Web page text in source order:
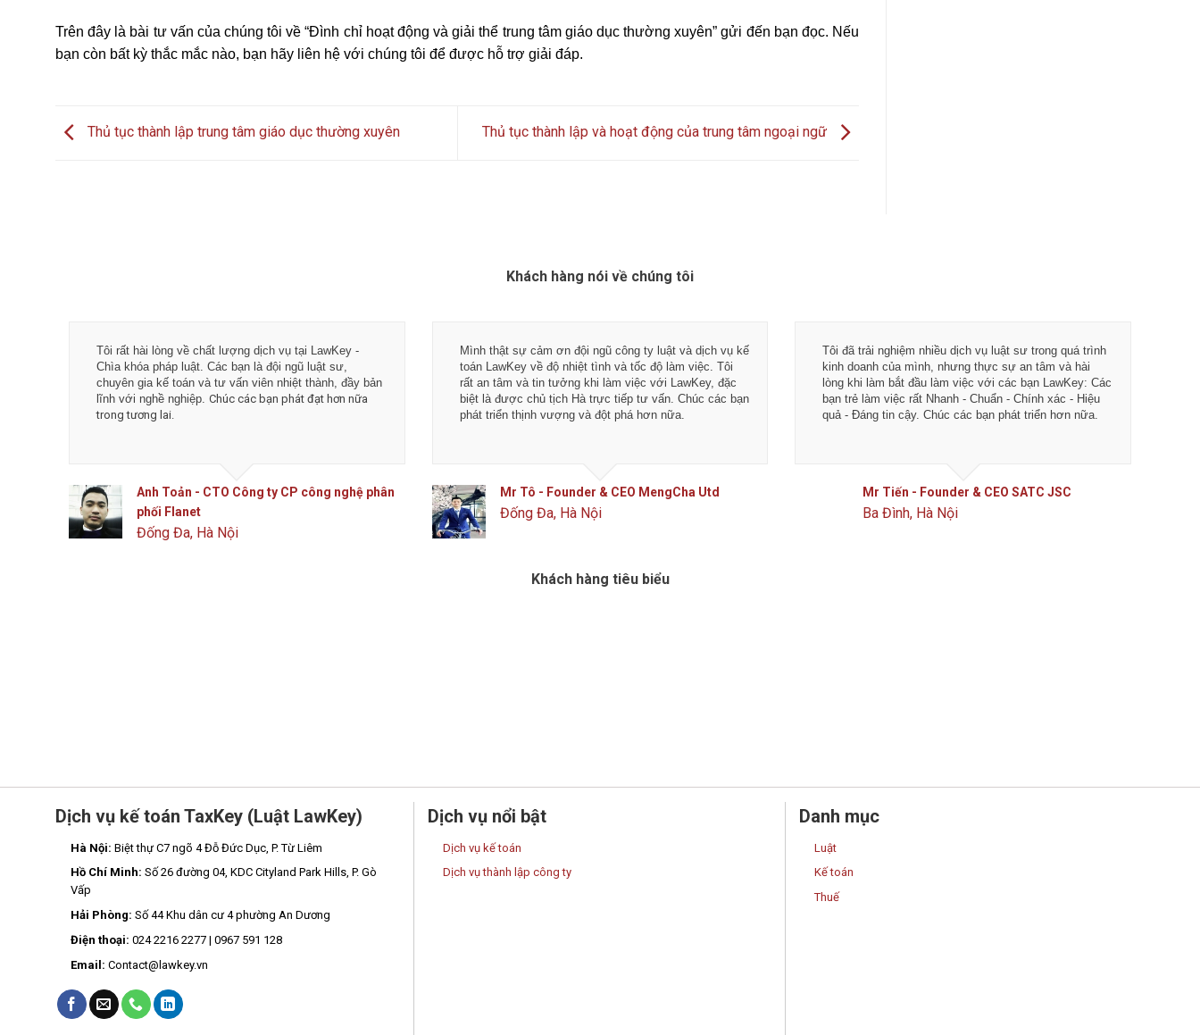
Trên đây là bài tư vấn của chúng tôi về “Đình chỉ hoạt động và giải thể trung tâm giáo dục thường xuyên” gửi đến bạn đọc. Nếu
bạn còn bất kỳ thắc mắc nào, bạn hãy liên hệ với chúng tôi để được hỗ trợ giải đáp.
Thủ tục thành lập trung tâm giáo dục thường xuyên Thủ tục thành lập và hoạt động của trung tâm ngoại ngữ
Khách hàng nói về chúng tôi
Tôi rất hài lòng về chất lượng dịch vụ tại LawKey -
Chìa khóa pháp luật. Các bạn là đội ngũ luật sư,
chuyên gia kế toán và tư vấn viên nhiệt thành, đầy bản
lĩnh với nghề nghiệp.Chúc các bạn phát đạt hơn nữa
trong tương lai.
Anh Toản - CTO Công ty CP công nghệ phân
phối Flanet
Đống Đa, Hà Nội
Mình thật sự cảm ơn đội ngũ công ty luật và dịch vụ kế
toán LawKey về độ nhiệt tình và tốc độ làm việc. Tôi
rất an tâm và tin tưởng khi làm việc với LawKey, đặc
biệt là được chủ tịch Hà trực tiếp tư vấn. Chúc các bạn
phát triển thịnh vượng và đột phá hơn nữa.
Mr Tô - Founder & CEO MengCha Utd
Đống Đa, Hà Nội
Tôi đã trải nghiệm nhiều dịch vụ luật sư trong quá trình
kinh doanh của mình, nhưng thực sự an tâm và hài
lòng khi làm bắt đầu làm việc với các bạn LawKey: Các
bạn trẻ làm việc rất Nhanh - Chuẩn - Chính xác - Hiệu
quả - Đáng tin cậy. Chúc các bạn phát triển hơn nữa.
Mr Tiến - Founder & CEO SATC JSC
Ba Đình, Hà Nội
Khách hàng tiêu biểu
Dịch vụ kế toán TaxKey (Luật LawKey)
Hà Nội: Biệt thự C7 ngõ 4 Đỗ Đức Dục, P. Từ Liêm
Hồ Chí Minh: Số 26 đường 04, KDC Cityland Park Hills, P. Gò
Vấp
Hải Phòng: Số 44 Khu dân cư 4 phường An Dương
Điện thoại: 024 2216 2277 | 0967 591 128
Email: Contact@lawkey.vn
Dịch vụ nổi bật
Dịch vụ kế toán
Dịch vụ thành lập công ty
Danh mục
Luật
Kế toán
Thuế